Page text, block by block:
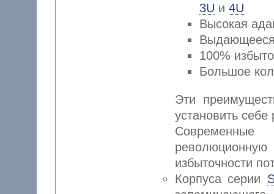
3U и 4U
Высокая
100%
Большое
Эти
установить
избыточности
Корпуса серии